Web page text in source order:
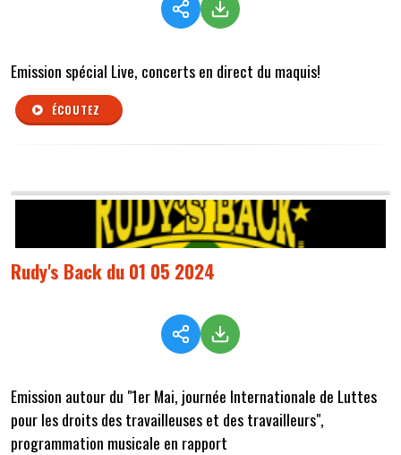
Emission spécial Live, concerts en direct du maquis!
ÉCOUTEZ
Rudy's Back du 01 05 2024
Emission autour du "1er Mai, journée Internationale de Luttes
pour les droits des travailleuses et des travailleurs",
programmation musicale en rapport